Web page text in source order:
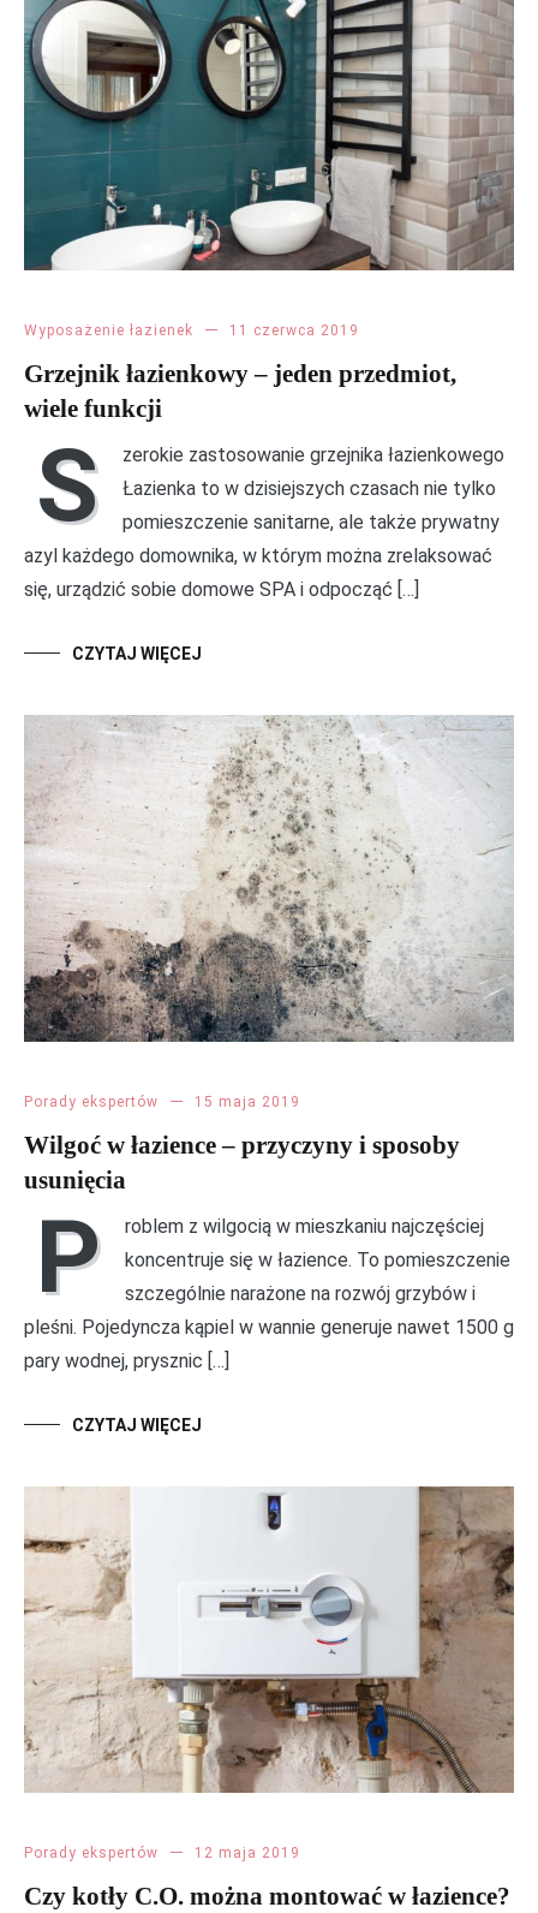
Wyposażenie łazienek 11 czerwca 2019
Grzejnik łazienkowy – jeden przedmiot,
wiele funkcji
S
zerokie zastosowanie grzejnika łazienkowego
Łazienka to w dzisiejszych czasach nie tylko
pomieszczenie sanitarne, ale także prywatny
azyl każdego domownika, w którym można zrelaksować
się, urządzić sobie domowe SPA i odpocząć […]
CZYTAJ WIĘCEJ
Porady ekspertów 15 maja 2019
Wilgoć w łazience – przyczyny i sposoby
usunięcia
P
roblem z wilgocią w mieszkaniu najczęściej
koncentruje się w łazience. To pomieszczenie
szczególnie narażone na rozwój grzybów i
pleśni. Pojedyncza kąpiel w wannie generuje nawet 1500 g
pary wodnej, prysznic […]
CZYTAJ WIĘCEJ
Porady ekspertów 12 maja 2019
Czy kotły C.O. można montować w łazience?